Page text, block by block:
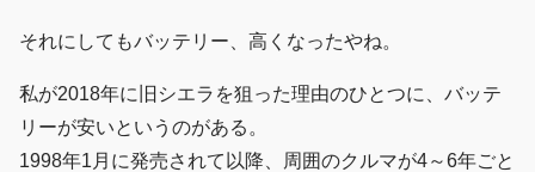
それにしてもバッテリー、高くなったやね。
私が2018年に旧シエラを狙った理由のひとつに、バッテ
リーが安いというのがある。
1998年1月に発売されて以降、周囲のクルマが4～6年ごと